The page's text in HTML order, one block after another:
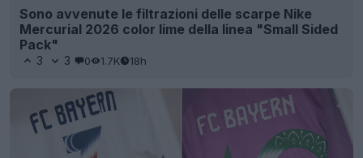
Sono avvenute le filtrazioni delle scarpe Nike
Mercurial 2026 color lime della linea "Small Sided
Pack"
3 3 0 1.7K 18h